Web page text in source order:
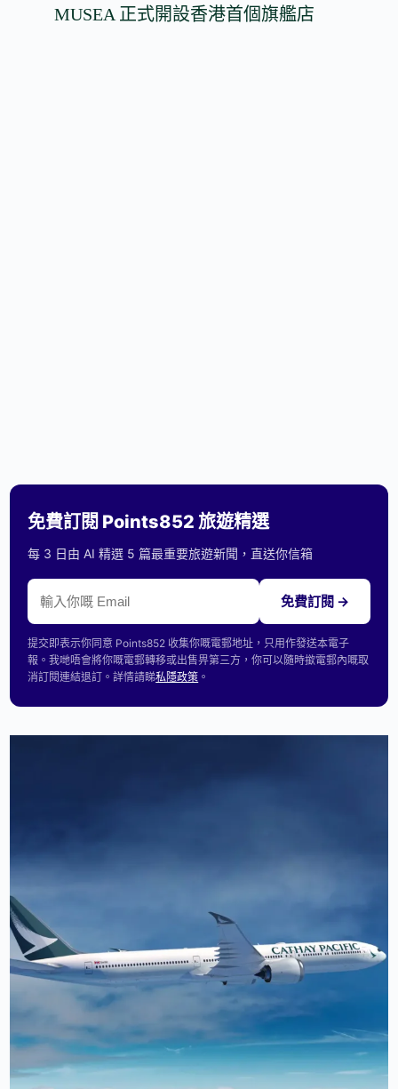
MUSEA 正式開設香港首個旗艦店
免費訂閱 Points852 旅遊精選
每 3 日由 AI 精選 5 篇最重要旅遊新聞，直送你信箱
免費訂閱 →
提交即表示你同意 Points852 收集你嘅電郵地址，只用作發送本電子
報。我哋唔會將你嘅電郵轉移或出售畀第三方，你可以隨時撳電郵內嘅取
消訂閱連結退訂。詳情請睇私隱政策 。